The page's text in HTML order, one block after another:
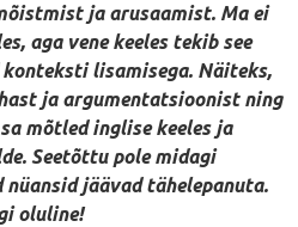
ja arusaamist. Ma ei
aga vene keeles tekib see
lisamisega. Näiteks,
ja argumentatsioonist ning
mõtled inglise keeles ja
Seetõttu pole midagi
jäävad tähelepanuta.
oluline!